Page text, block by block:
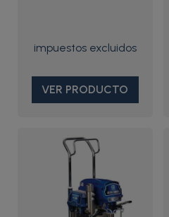
VER PRODUCTO